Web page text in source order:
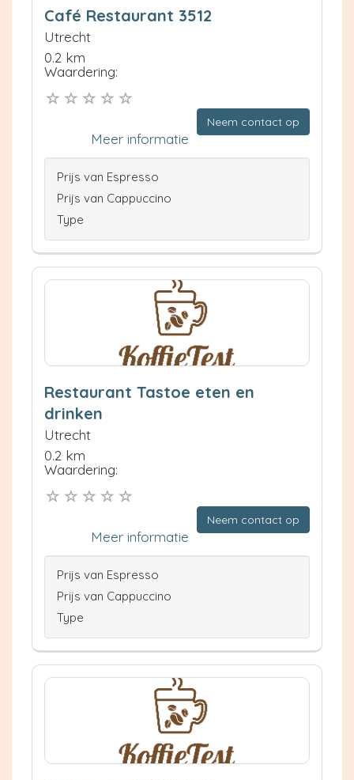
Café Restaurant 3512
Utrecht
0.2 km
Waardering:
Neem contact op
Meer informatie
Prijs van Espresso
Prijs van Cappuccino
Type
Restaurant Tastoe eten en
drinken
Utrecht
0.2 km
Waardering:
Neem contact op
Meer informatie
Prijs van Espresso
Prijs van Cappuccino
Type